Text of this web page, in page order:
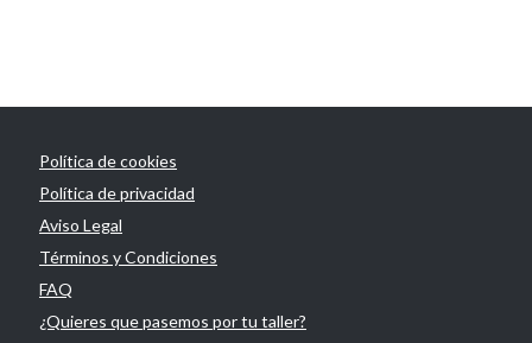
Política de cookies
Política de privacidad
Aviso Legal
Términos y Condiciones
FAQ
¿Quieres que pasemos por tu taller?